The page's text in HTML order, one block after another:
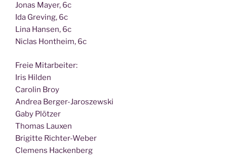
Jonas May­er, 6c
Ida Gre­ving, 6c
Lina Han­sen, 6c
Nic­las Hont­heim, 6c
Freie Mit­ar­bei­ter:
Iris Hilden
Caro­lin Broy
Andrea Berger-Jaroszewski
Gaby Plötzer
Tho­mas Lauxen
Bri­git­te Richter-Weber
Cle­mens Hackenberg